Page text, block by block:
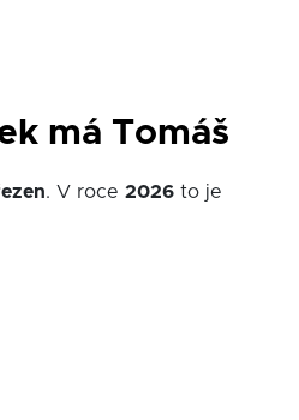
má Tomáš
. V roce 2026 to je